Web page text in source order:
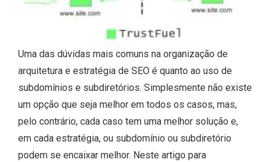
Uma das dúvidas mais comuns na organização de
arquitetura e estratégia de SEO é quanto ao uso de
subdomínios e subdiretórios. Simplesmente não existe
um opção que seja melhor em todos os casos, mas,
pelo contrário, cada caso tem uma melhor solução e,
em cada estratégia, ou subdomínio ou subdiretório
podem se encaixar melhor. Neste artigo para